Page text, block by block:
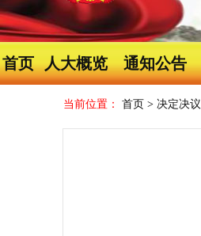
首页 人大概览 通知公告
当前位置： 首页 > 决定决议